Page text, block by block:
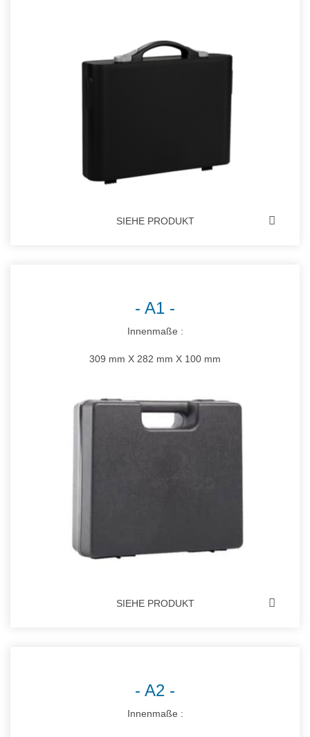
SIEHE PRODUKT
A1
Innenmaße :
309 mm X 282 mm X 100 mm
SIEHE PRODUKT
A2
Innenmaße :